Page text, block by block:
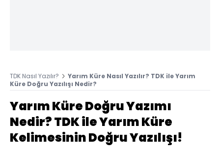
TDK Nasıl Yazılır?
Yarım Küre Nasıl Yazılır? TDK ile Yarım
Küre Doğru Yazılışı Nedir?
Yarım Küre Doğru Yazımı
Nedir? TDK ile Yarım Küre
Kelimesinin Doğru Yazılışı!